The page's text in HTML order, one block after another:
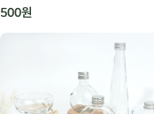
500원